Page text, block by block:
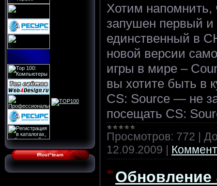
fRost^team
Хотим напомнить,
запушен первый
единственный в
новой версии
игры в мире –
вы хотите быть в
CS: Source — не
посещать CS:
Просмотров: 772 |
12.09.2009 |
Обновление